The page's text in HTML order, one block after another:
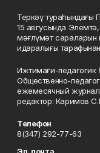
Теркәү тураһындағы
15 авгусында
мәғлүмәт сараларын
идаралығы
Ижтимағи-педагогик
Общественно-
ежемесячный
редактор: Каримов
Телефон
8(347) 292-77-63